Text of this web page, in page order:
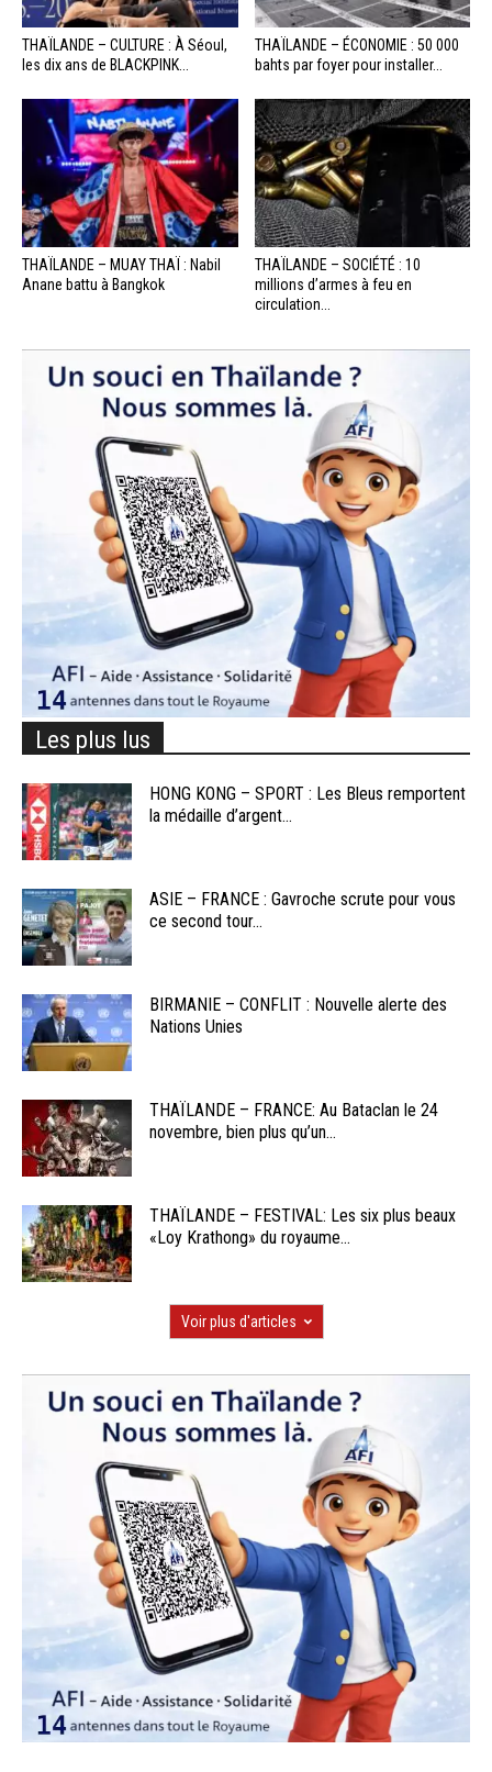
THAÏLANDE – CULTURE : À Séoul,
les dix ans de BLACKPINK...
THAÏLANDE – ÉCONOMIE : 50 000
bahts par foyer pour installer...
THAÏLANDE – MUAY THAÏ : Nabil
Anane battu à Bangkok
THAÏLANDE – SOCIÉTÉ : 10
millions d’armes à feu en
circulation...
Les plus lus
HONG KONG – SPORT : Les Bleus remportent
la médaille d’argent...
ASIE – FRANCE : Gavroche scrute pour vous
ce second tour...
BIRMANIE – CONFLIT : Nouvelle alerte des
Nations Unies
THAÏLANDE – FRANCE: Au Bataclan le 24
novembre, bien plus qu’un...
THAÏLANDE – FESTIVAL: Les six plus beaux
«Loy Krathong» du royaume...
Voir plus d'articles